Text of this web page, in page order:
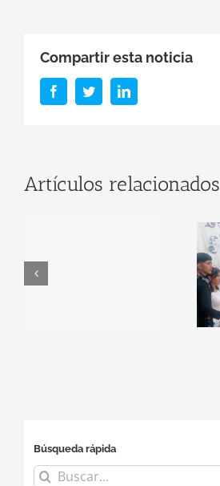
Compartir esta noticia
FacebookTwitterLinkedIn
Artículos relacionados
Plantando
Búsqueda rápida
Buscar: